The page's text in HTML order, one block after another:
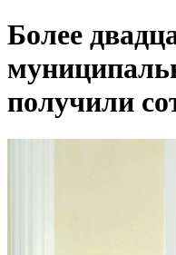
Более
получили